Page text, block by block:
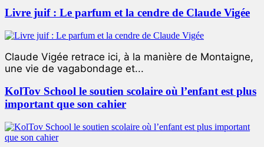
Livre juif : Le parfum et la cendre de Claude Vigée
Claude Vigée retrace ici, à la manière de Montaigne,
une vie de vagabondage et...
KolTov School le soutien scolaire où l’enfant est plus
important que son cahier